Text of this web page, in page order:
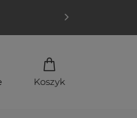
Koszyk